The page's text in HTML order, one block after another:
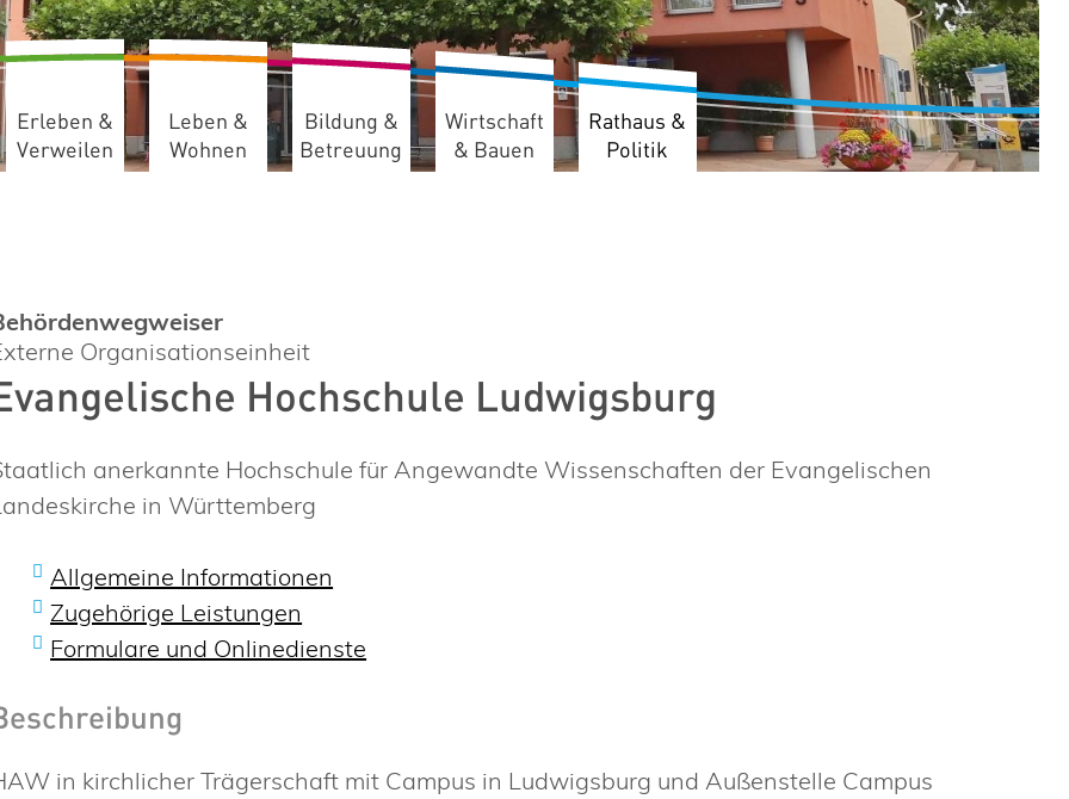
Erleben &
Verweilen
Leben &
Wohnen
Bildung &
Betreuung
Wirtschaft
& Bauen
Rathaus &
Politik
Organisationseinheit
Hochschule Ludwigsburg
anerkannte Hochschule für Angewandte Wissenschaften der Evangelischen
in Württemberg
Allgemeine Informationen
Zugehörige Leistungen
Formulare und Onlinedienste
in kirchlicher Trägerschaft mit Campus in Ludwigsburg und Außenstelle Campus